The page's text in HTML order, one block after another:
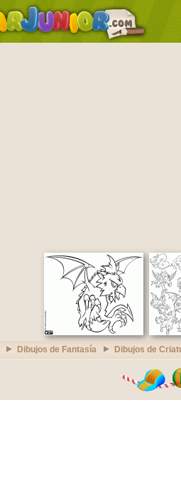
Dibujos de Fantasía Dibujos de